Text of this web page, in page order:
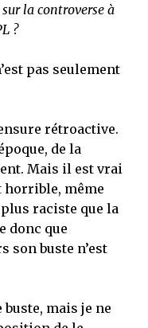
la controverse à
?
pas seulement
rétroactive.
de la
Mais il est vrai
horrible, même
raciste que la
donc que
son buste n’est
buste, mais je ne